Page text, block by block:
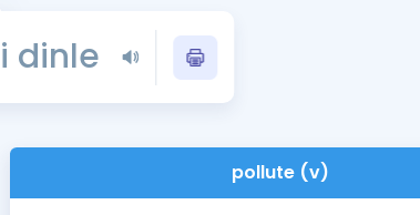
YDS - YÖKDİL Tüm Sınavlarla İlgili Haberler
İngilizce Gramer
dinle
pollute (v)